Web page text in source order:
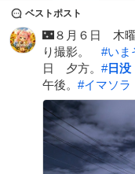
ベストポスト
🌃８月６日 木曜
り撮影。 #いま
日 夕方。 #日没
午後。 #イマソラ